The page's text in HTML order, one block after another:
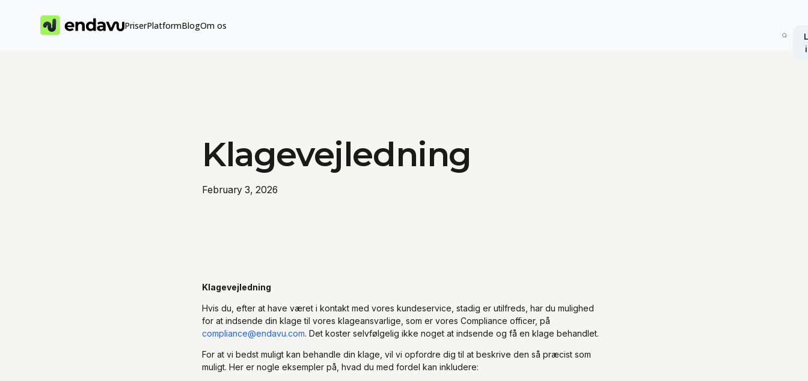
PriserPlatformBlogOm os
Klagevejledning
February 3, 2026
Klagevejledning
Hvis du, efter at have været i kontakt med vores kundeservice, stadig er utilfreds, har du mulighed
for at indsende din klage til vores klageansvarlige, som er vores Compliance officer, på
compliance@endavu.com. Det koster selvfølgelig ikke noget at indsende og få en klage behandlet.
For at vi bedst muligt kan behandle din klage, vil vi opfordre dig til at beskrive den så præcist som
muligt. Her er nogle eksempler på, hvad du med fordel kan inkludere: